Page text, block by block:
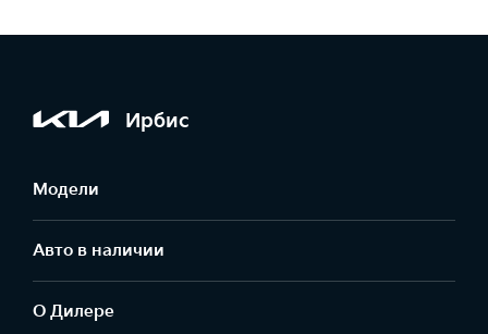
Ирбис
Модели
Авто в наличии
О Дилере